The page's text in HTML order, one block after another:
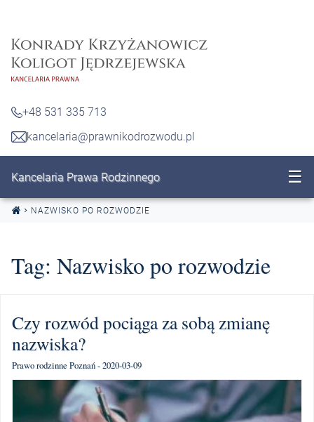
+48 531 335 713
kancelaria@prawnikodrozwodu.pl
Kancelaria Prawa Rodzinnego ☰
NAZWISKO PO ROZWODZIE
Tag: Nazwisko po rozwodzie
Czy rozwód pociąga za sobą zmianę
nazwiska?
Prawo rodzinne Poznań - 2020-03-09